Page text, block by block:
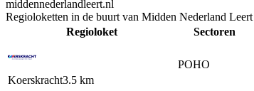
middennederlandleert.nl
Regioloketten in de buurt van Midden Nederland Leert
Regioloket
Sectoren
Koerskracht3.5 km
POHO